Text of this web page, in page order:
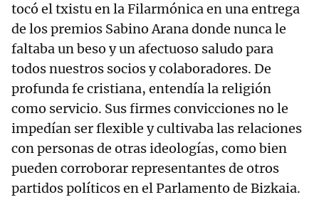
tocó el txistu en la Filarmónica en una entrega
de los premios Sabino Arana donde nunca le
faltaba un beso y un afectuoso saludo para
todos nuestros socios y colaboradores. De
profunda fe cristiana, entendía la religión
como servicio. Sus firmes convicciones no le
impedían ser flexible y cultivaba las relaciones
con personas de otras ideologías, como bien
pueden corroborar representantes de otros
partidos políticos en el Parlamento de Bizkaia.